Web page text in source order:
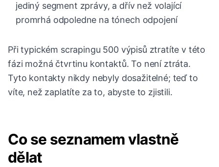
jediný segment zprávy, a dřív než volající
promrhá odpoledne na tónech odpojení
Při typickém scrapingu 500 výpisů ztratíte v této
fázi možná čtvrtinu kontaktů. To není ztráta.
Tyto kontakty nikdy nebyly dosažitelné; teď to
víte, než zaplatíte za to, abyste to zjistili.
Co se seznamem vlastně
dělat